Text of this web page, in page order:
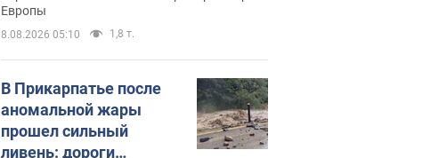
Европы
8.08.2026 05:10 1,8 т.
В Прикарпатье после
аномальной жары
прошел сильный
ливень: дороги